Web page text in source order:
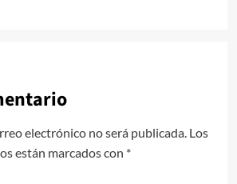
electrónico no será publicada. Los
están marcados con *